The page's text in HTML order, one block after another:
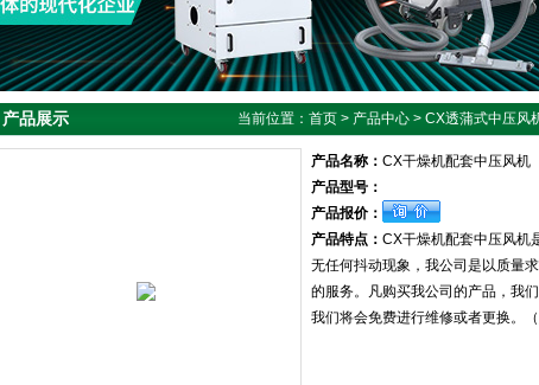
产品展示 当前位置： 首页 > 产品中心 > CX透蒲式中压风
产品名称： CX干燥机配套中压风机
产品型号：
产品报价：
产品特点： CX干燥机配套中压风机
无任何抖动现象，我公司是以质量
的服务。凡购买我公司的产品，我
我们将会免费进行维修或者更换。